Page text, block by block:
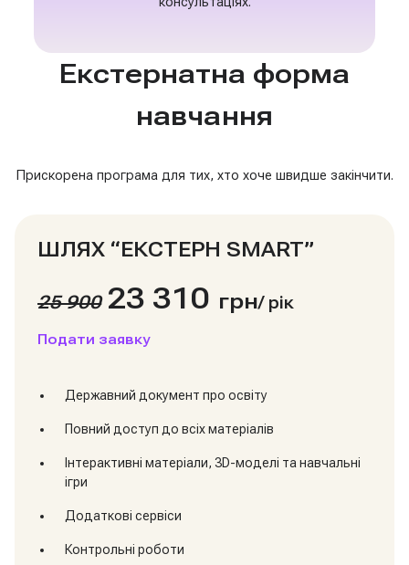
Екстернатна форма
навчання
Прискорена програма для тих, хто хоче швидше закінчити.
ШЛЯХ “ЕКСТЕРН SMART”
25 900 23 310 грн/ рік
Подати заявку
Державний документ про освіту
Повний доступ до всіх матеріалів
Інтерактивні матеріали, 3D-моделі та навчальні
ігри
Додаткові сервіси
Контрольні роботи